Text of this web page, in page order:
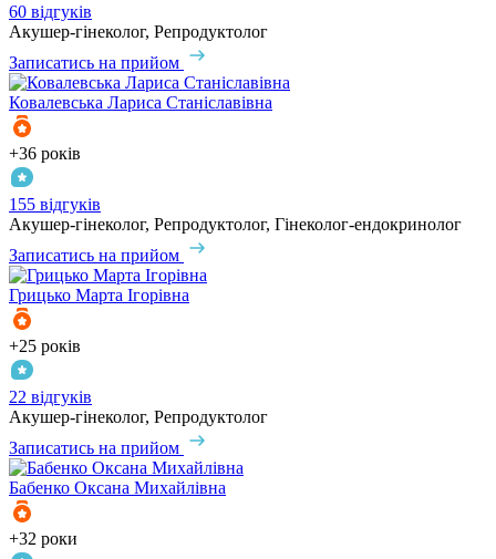
60 відгуків
Акушер-гінеколог, Репродуктолог
Записатись на прийом
Ковалевська Лариса Станіславівна
+36 років
155 відгуків
Акушер-гінеколог, Репродуктолог, Гінеколог-ендокринолог
Записатись на прийом
Грицько Марта Ігорівна
+25 років
22 відгуків
Акушер-гінеколог, Репродуктолог
Записатись на прийом
Бабенко Оксана Михайлівна
+32 роки